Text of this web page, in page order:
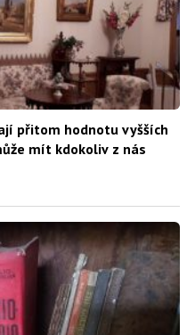
přitom hodnotu vyšších
mít kdokoliv z nás